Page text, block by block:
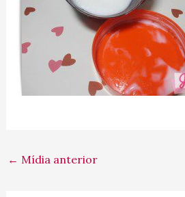
← Mídia anterior